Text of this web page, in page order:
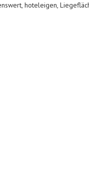
hoteleigen,